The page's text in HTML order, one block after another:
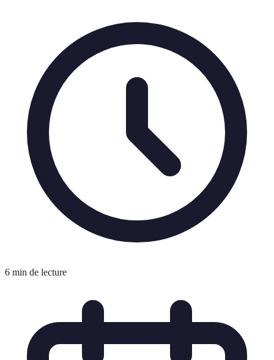
6 min de lecture